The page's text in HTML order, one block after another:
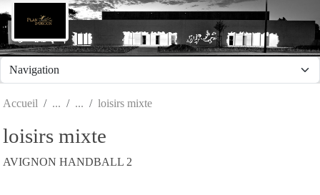
Accueil loisirs mixte
loisirs mixte
AVIGNON HANDBALL 2
Panneau de gestion des cookies